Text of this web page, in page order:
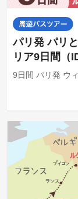
パリ発 パリ
リア9日間（
9日間 パリ発 ウ